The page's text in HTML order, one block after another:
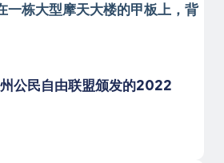
公民自由联盟颁发的2022